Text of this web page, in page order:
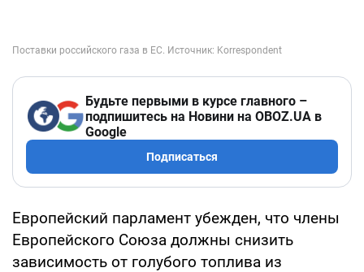
Будьте первыми в курсе главного –
подпишитесь на Новини на OBOZ.UA в
Google
Подписаться
Европейский парламент убежден, что члены
Европейского Союза должны снизить
зависимость от голубого топлива из